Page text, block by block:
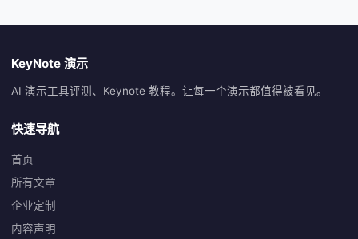
KeyNote 演示
AI 演示工具评测、Keynote 教程。让每一个演示都值得被看见。
快速导航
首页
所有文章
企业定制
内容声明